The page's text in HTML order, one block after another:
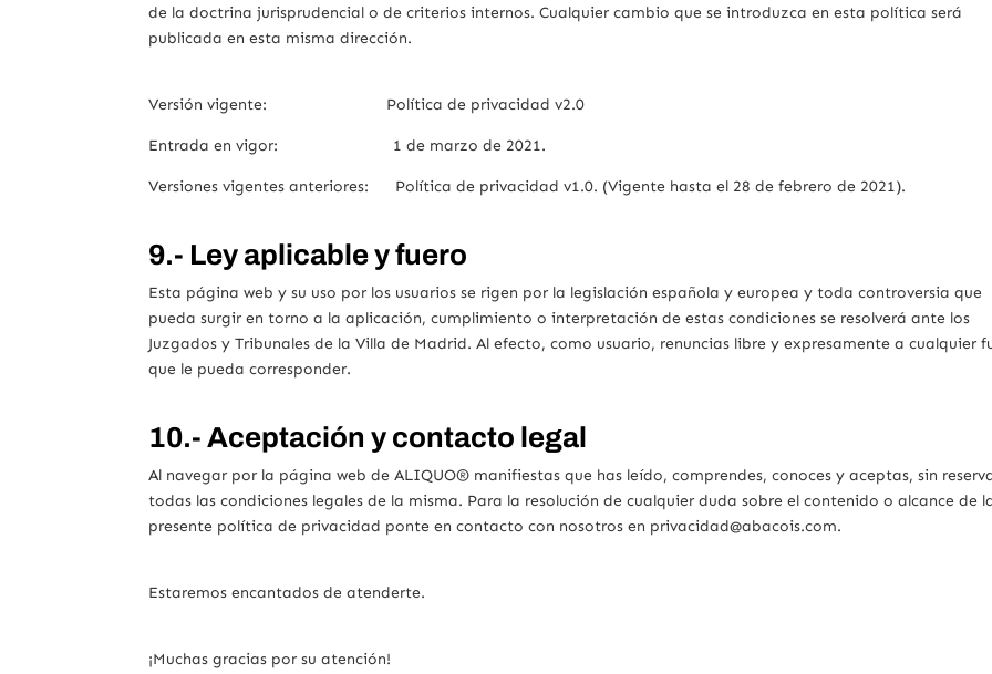
de la doctrina jurisprudencial o de criterios internos. Cualquier cambio que se introduzca en esta política será
publicada en esta misma dirección.
Versión vigente: Política de privacidad v2.0
Entrada en vigor: 1 de marzo de 2021.
Versiones vigentes anteriores: Política de privacidad v1.0. (Vigente hasta el 28 de febrero de 2021).
9.- Ley aplicable y fuero
Esta página web y su uso por los usuarios se rigen por la legislación española y europea y toda controversia que
pueda surgir en torno a la aplicación, cumplimiento o interpretación de estas condiciones se resolverá ante los
Juzgados y Tribunales de la Villa de Madrid. Al efecto, como usuario, renuncias libre y expresamente a cualquier
que le pueda corresponder.
10.- Aceptación y contacto legal
Al navegar por la página web de ALIQUO® manifiestas que has leído, comprendes, conoces y aceptas, sin
todas las condiciones legales de la misma. Para la resolución de cualquier duda sobre el contenido o alcance de
presente política de privacidad ponte en contacto con nosotros en privacidad@abacois.com.
Estaremos encantados de atenderte.
¡Muchas gracias por su atención!